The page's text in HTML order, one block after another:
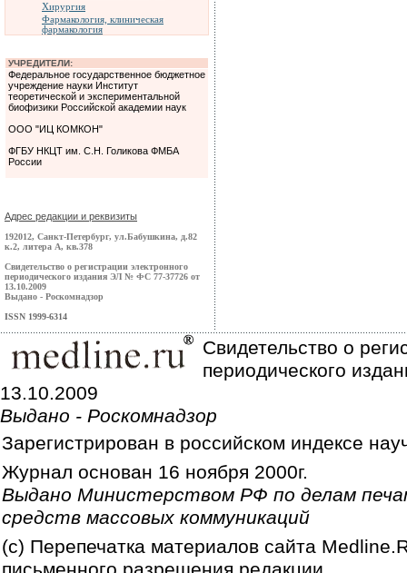
Хирургия
Фармакология, клиническая
фармакология
УЧРЕДИТЕЛИ:
Федеральное государственное бюджетное
учреждение науки Институт
теоретической и экспериментальной
биофизики Российской академии наук
ООО "ИЦ КОМКОН"
ФГБУ НКЦТ им. С.Н. Голикова ФМБА
России
Адрес редакции и реквизиты
192012, Санкт-Петербург, ул.Бабушкина, д.82
к.2, литера А, кв.378
Свидетельство о регистрации электронного
периодического издания ЭЛ № ФС 77-37726 от
13.10.2009
Выдано - Роскомнадзор
ISSN 1999-6314
Свидетельство о
периодического
13.10.2009
Выдано - Роскомнадзор
Зарегистрирован в российском индексе
Журнал основан 16 ноября 2000г.
Выдано Министерством РФ по делам
средств массовых коммуникаций
(c) Перепечатка материалов сайта